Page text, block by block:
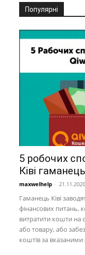
Популярні
5 робочих
Ківі
maxwelhelp - 21.11.2020
Гаманець Ківі
фінансових питань,
витратити кошти на
або товару, або
коштів за вказаними